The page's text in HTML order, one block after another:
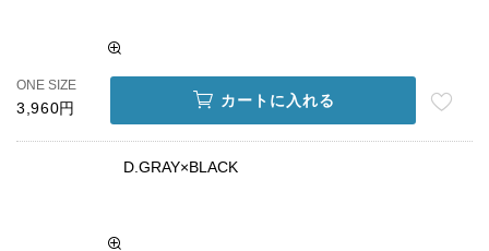
ONE SIZE
3,960円 カートに入れる
D.GRAY×BLACK